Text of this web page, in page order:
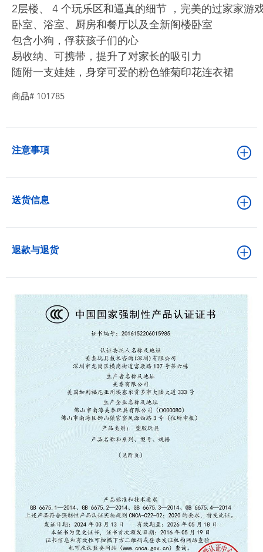
新登场
玩具促销
玩具清货
2层楼、 4 个玩乐区和逼真的细节 ，完美的过家家游
卧室、浴室、厨房和餐厅以及全新阁楼卧室
包含小狗，俘获孩子们的心
易收纳、可携带，提升了对家长的吸引力
随附一支娃娃，身穿可爱的粉色雏菊印花连衣裙
商品# 101785
注意事項
送货信息
退款与退货